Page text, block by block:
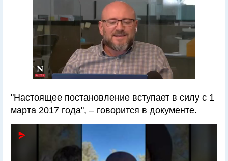
"Настоящее постановление вступает в силу с 1
марта 2017 года", – говорится в документе.